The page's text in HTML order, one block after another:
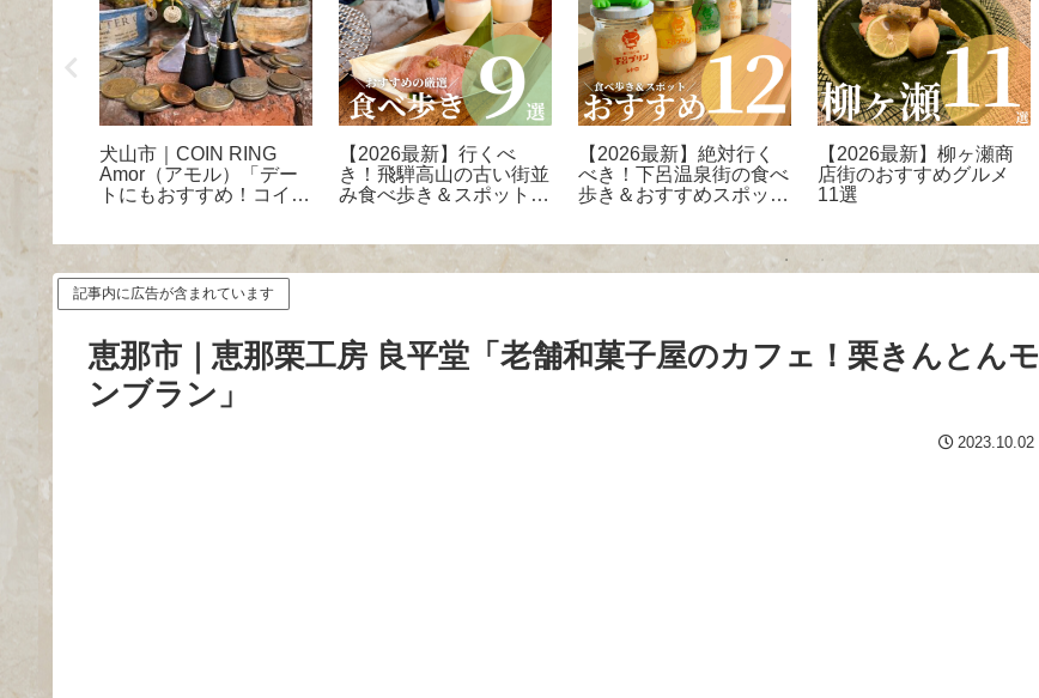
」
風情と
犬山市｜COIN RING
Amor（アモル）「デー
トにもおすすめ！コイン
【2026最新】行くべ
き！飛騨高山の古い街並
み食べ歩き＆スポット9
【2026最新】絶対行く
べき！下呂温泉街の食べ
歩き＆おすすめスポット
【2026最新】柳ヶ瀬商
店街のおすすめグルメ
11選
記事内に広告が含まれています
恵那市｜恵那栗工房 良平堂「老舗和菓子屋のカフェ！栗きんとんモ
ンブラン」
2023.10.02